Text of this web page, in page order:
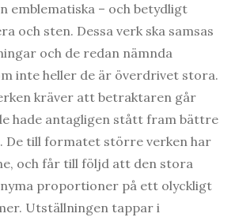
emblematiska – och betydligt
och sten. Dessa verk ska samsas
och de redan nämnda
inte heller de är överdrivet stora.
kräver att betraktaren går
hade antagligen stått fram bättre
De till formatet större verken har
och får till följd att den stora
proportioner på ett olyckligt
Utställningen tappar i